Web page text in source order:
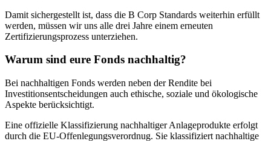
Damit sichergestellt ist, dass die B Corp Standards weiterhin erfüllt
werden, müssen wir uns alle drei Jahre einem erneuten
Zertifizierungsprozess unterziehen.
Warum sind eure Fonds nachhaltig?
Bei nachhaltigen Fonds werden neben der Rendite bei
Investitionsentscheidungen auch ethische, soziale und ökologische
Aspekte berücksichtigt.
Eine offizielle Klassifizierung nachhaltiger Anlageprodukte erfolgt
durch die EU-Offenlegungsverordnug. Sie klassifiziert nachhaltige